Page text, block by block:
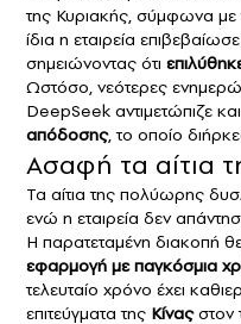
της Κυριακής, σύμφωνα
ίδια η εταιρεία
σημειώνοντας ότι
Ωστόσο, νεότερες
DeepSeek αντιμετώπιζε και
απόδοσης, το οποίο
Ασαφή τα αίτια
Τα αίτια της πολύωρης
ενώ η εταιρεία δεν
Η παρατεταμένη διακοπή
εφαρμογή με παγκόσμια
τελευταίο χρόνο έχει
επιτεύγματα της Κίναςστον